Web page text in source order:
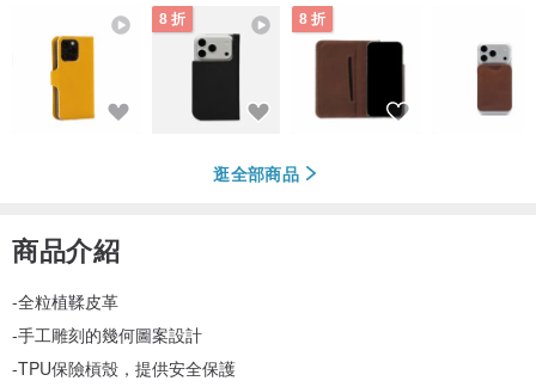
8 折 8 折
逛全部商品
商品介紹
-全粒植鞣皮革
-手工雕刻的幾何圖案設計
-TPU保險槓殼，提供安全保護